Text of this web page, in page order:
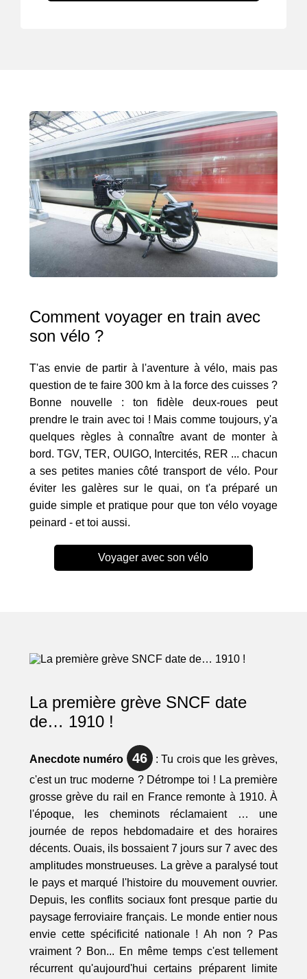
Comment voyager en train avec
son vélo ?
T'as envie de partir à l'aventure à vélo, mais pas
question de te faire 300 km à la force des cuisses ?
Bonne nouvelle : ton fidèle deux-roues peut
prendre le train avec toi ! Mais comme toujours, y'a
quelques règles à connaître avant de monter à
bord. TGV, TER, OUIGO, Intercités, RER ... chacun
a ses petites manies côté transport de vélo. Pour
éviter les galères sur le quai, on t'a préparé un
guide simple et pratique pour que ton vélo voyage
peinard - et toi aussi.
Voyager avec son vélo
La première grève SNCF date
de… 1910 !
Anecdote numéro 46 : Tu crois que les grèves,
c'est un truc moderne ? Détrompe toi ! La première
grosse grève du rail en France remonte à 1910. À
l'époque, les cheminots réclamaient … une
journée de repos hebdomadaire et des horaires
décents. Ouais, ils bossaient 7 jours sur 7 avec des
amplitudes monstrueuses. La grève a paralysé tout
le pays et marqué l'histoire du mouvement ouvrier.
Depuis, les conflits sociaux font presque partie du
paysage ferroviaire français. Le monde entier nous
envie cette spécificité nationale ! Ah non ? Pas
vraiment ? Bon... En même temps c'est tellement
récurrent qu'aujourd'hui certains préparent limite